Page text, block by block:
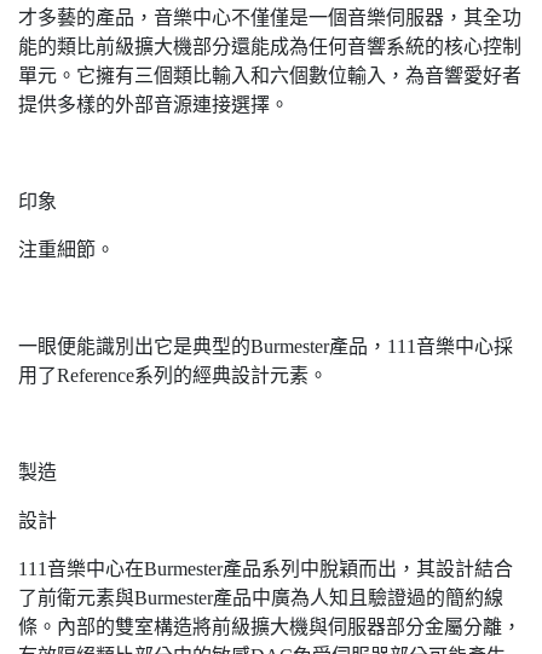
才多藝的產品，音樂中心不僅僅是一個音樂伺服器，其全功
能的類比前級擴大機部分還能成為任何音響系統的核心控制
單元。它擁有三個類比輸入和六個數位輸入，為音響愛好者
提供多樣的外部音源連接選擇。
印象
注重細節。
一眼便能識別出它是典型的Burmester產品，111音樂中心採
用了Reference系列的經典設計元素。
製造
設計
111音樂中心在Burmester產品系列中脫穎而出，其設計結合
了前衛元素與Burmester產品中廣為人知且驗證過的簡約線
條。內部的雙室構造將前級擴大機與伺服器部分金屬分離，